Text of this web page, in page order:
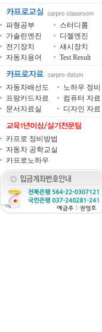
파형공부
스터디룸
가솔린엔진
디젤엔진
전기장치
섀시장치
자동차용어
Test Result
자동차배선도
노하우 정비
프랑카드자료
컴퓨터 자료
문서자료실
디자인 자료
카프로 정비방법
자동차 공학교실
카프로노하우